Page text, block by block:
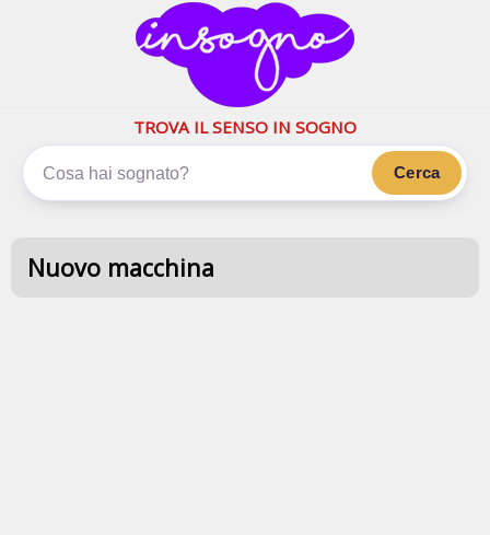
inSogno.com
I sogni significano di piùTROVA IL SENSO IN SOGNO
Cerca
Nuovo macchina